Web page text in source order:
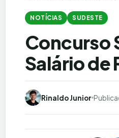
NOTÍCIAS SUDESTE
Concurso
Salário de
Rinaldo Junior